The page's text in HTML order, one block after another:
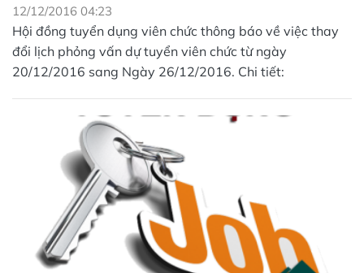
12/12/2016 04:23
Hội đồng tuyển dụng viên chức thông báo về việc thay
đổi lịch phỏng vấn dự tuyển viên chức từ ngày
20/12/2016 sang Ngày 26/12/2016. Chi tiết: